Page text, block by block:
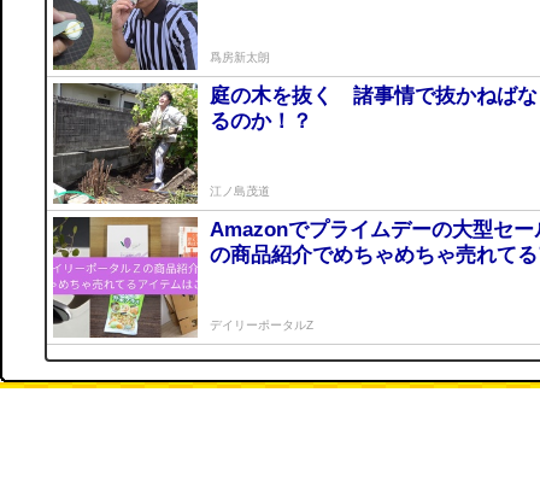
爲房新太朗
庭の木を抜く 諸事情で抜かねば
るのか！？
江ノ島茂道
Amazonでプライムデーの大型セ
の商品紹介でめちゃめちゃ売れて
デイリーポータルZ